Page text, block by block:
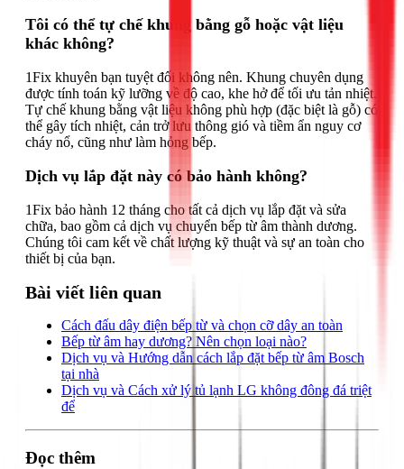
Tôi có thể tự chế khung bằng gỗ hoặc vật liệu
khác không?
1Fix khuyên bạn tuyệt đối không nên. Khung chuyên dụng
được tính toán kỹ lưỡng về độ cao, khe hở để tối ưu tản nhiệt.
Tự chế khung bằng vật liệu không phù hợp (đặc biệt là gỗ) có
thể gây tích nhiệt, cản trở lưu thông gió và tiềm ẩn nguy cơ
cháy nổ, cũng như làm hỏng bếp.
Dịch vụ lắp đặt này có bảo hành không?
1Fix bảo hành 12 tháng cho tất cả dịch vụ lắp đặt và sửa
chữa, bao gồm cả dịch vụ chuyển bếp từ âm thành dương.
Chúng tôi cam kết về chất lượng kỹ thuật và sự an toàn cho
thiết bị của bạn.
Bài viết liên quan
Cách đấu dây điện bếp từ và chọn cỡ dây an toàn
Bếp từ âm hay dương? Nên chọn loại nào?
Dịch vụ và Hướng dẫn cách lắp đặt bếp từ âm Bosch
tại nhà
Dịch vụ và Cách xử lý tủ lạnh LG không đông đá triệt
để
Đọc thêm